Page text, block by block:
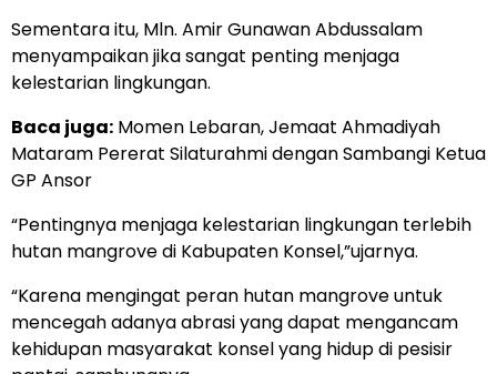
Sementara itu, Mln. Amir Gunawan Abdussalam
menyampaikan jika sangat penting menjaga
kelestarian lingkungan.
Baca juga: Momen Lebaran, Jemaat Ahmadiyah
Mataram Pererat Silaturahmi dengan Sambangi Ketua
GP Ansor
“Pentingnya menjaga kelestarian lingkungan terlebih
hutan mangrove di Kabupaten Konsel,”ujarnya.
“Karena mengingat peran hutan mangrove untuk
mencegah adanya abrasi yang dapat mengancam
kehidupan masyarakat konsel yang hidup di pesisir